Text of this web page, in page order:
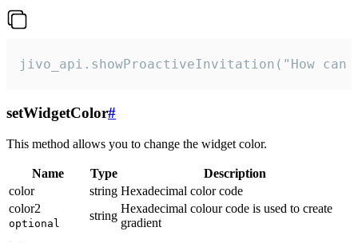
jivo_api.showProactiveInvitation("How
setWidgetColor#
This method allows you to change the widget color.
Name Type
Description
color
string Hexadecimal color code
color2
optional
string
Hexadecimal colour code is used to create
gradient